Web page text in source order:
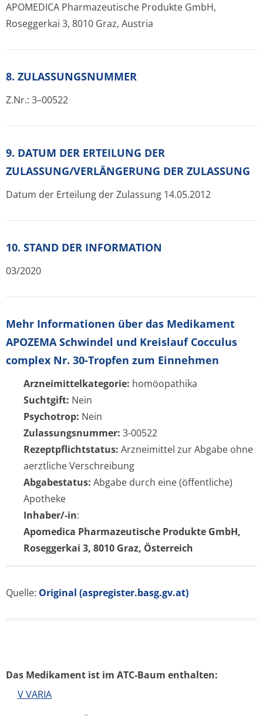
APOMEDICA Pharmazeutische Produkte GmbH,
Roseggerkai 3, 8010 Graz, Austria
8. ZULASSUNGSNUMMER
Z.Nr.: 3–00522
9. DATUM DER ERTEILUNG DER
ZULASSUNG/VERLÄNGERUNG DER ZULASSUNG
Datum der Erteilung der Zulassung 14.05.2012
10. STAND DER INFORMATION
03/2020
Mehr Informationen über das Medikament
APOZEMA Schwindel und Kreislauf Cocculus
complex Nr. 30-Tropfen zum Einnehmen
Arzneimittelkategorie: homöopathika
Suchtgift: Nein
Psychotrop: Nein
Zulassungsnummer: 3-00522
Rezeptpflichtstatus: Arzneimittel zur Abgabe ohne
aerztliche Verschreibung
Abgabestatus: Abgabe durch eine (öffentliche)
Apotheke
Inhaber/-in:
Apomedica Pharmazeutische Produkte GmbH,
Roseggerkai 3, 8010 Graz, Österreich
Quelle: Original (aspregister.basg.gv.at)
Das Medikament ist im ATC-Baum enthalten:
V VARIA